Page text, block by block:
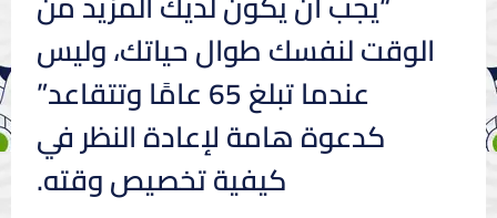
الوقت لنفسك طوال حياتك، وليس
عندما تبلغ 65 عامًا وتتقاعد”
كدعوة هامة لإعادة النظر في
كيفية تخصيص وقته.